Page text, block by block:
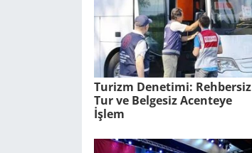
Tu­rizm De­ne­ti­mi: Reh­ber­siz
Tur ve Bel­ge­siz Acen­te­ye
İşlem